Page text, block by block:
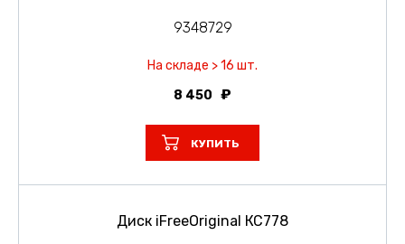
9348729
На складе > 16 шт.
8 450
КУПИТЬ
Диск iFreeOriginal КС778